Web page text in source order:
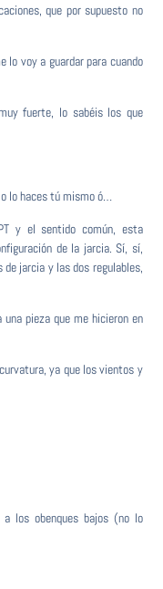
que por supuesto no
lo voy a guardar para cuando
fuerte, lo sabéis los que
o lo haces tú mismo ó…
y el sentido común, esta
de la jarcia. Sí, sí,
jarcia y las dos regulables,
pieza que me hicieron en
ya que los vientos y
los obenques bajos (no lo